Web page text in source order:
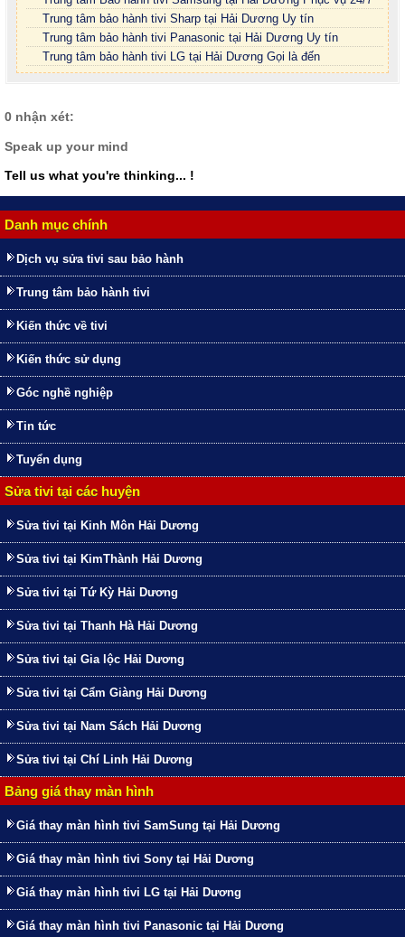
Danh mục chính
Dịch vụ sửa tivi sau bảo hành
Trung tâm bảo hành tivi
Kiến thức về tivi
Kiến thức sử dụng
Góc nghề nghiệp
Tin tức
Tuyển dụng
Sửa tivi tại các huyện
Sửa tivi tại Kinh Môn Hải Dương
Sửa tivi tại KimThành Hải Dương
Sửa tivi tại Tứ Kỳ Hải Dương
Sửa tivi tại Thanh Hà Hải Dương
Sửa tivi tại Gia lộc Hải Dương
Sửa tivi tại Cẩm Giàng Hải Dương
Sửa tivi tại Nam Sách Hải Dương
Sửa tivi tại Chí Linh Hải Dương
Bảng giá thay màn hình
Giá thay màn hình tivi SamSung tại Hải Dương
Giá thay màn hình tivi Sony tại Hải Dương
Giá thay màn hình tivi LG tại Hải Dương
Giá thay màn hình tivi Panasonic tại Hải Dương
Trung tâm bảo hành tivi Sharp tại Hải Dương Uy tín
Trung tâm bảo hành tivi Panasonic tại Hải Dương Uy tín
Trung tâm bảo hành tivi LG tại Hải Dương Gọi là đến
0 nhận xét:
Speak up your mind
Tell us what you're thinking... !